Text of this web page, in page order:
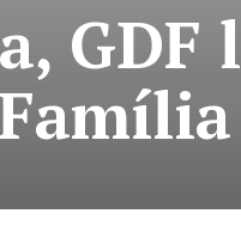
GDF